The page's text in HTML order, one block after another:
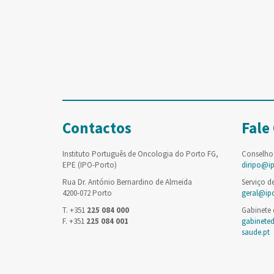
Contactos
Instituto Português de Oncologia do Porto FG,
EPE (IPO-Porto)
Rua Dr. António Bernardino de Almeida
4200-072 Porto
T. +351 225 084 000
F. +351 225 084 001
Serviço
saude.pt